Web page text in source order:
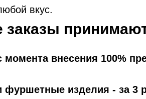
вкус.
внесения 100%
изделия - за 3